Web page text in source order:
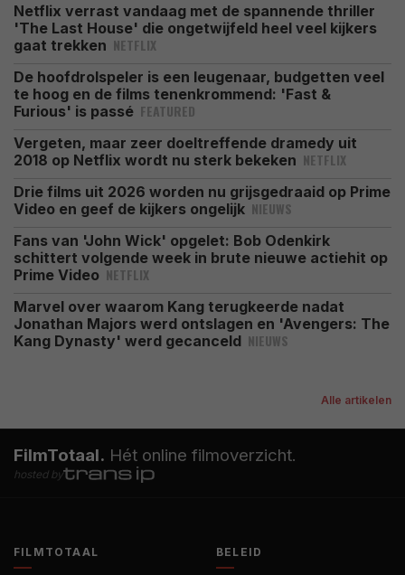
Netflix verrast vandaag met de spannende thriller
'The Last House' die ongetwijfeld heel veel kijkers
gaat trekken NETFLIX
De hoofdrolspeler is een leugenaar, budgetten veel
te hoog en de films tenenkrommend: 'Fast &
Furious' is passé FEATURED
Vergeten, maar zeer doeltreffende dramedy uit
2018 op Netflix wordt nu sterk bekeken NETFLIX
Drie films uit 2026 worden nu grijsgedraaid op Prime
Video en geef de kijkers ongelijk NIEUWS
Fans van 'John Wick' opgelet: Bob Odenkirk
schittert volgende week in brute nieuwe actiehit op
Prime Video NETFLIX
Marvel over waarom Kang terugkeerde nadat
Jonathan Majors werd ontslagen en 'Avengers: The
Kang Dynasty' werd gecanceld NIEUWS
Alle artikelen
FilmTotaal. Hét online filmoverzicht.
hosted by
FILMTOTAAL BELEID